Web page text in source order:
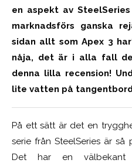
en aspekt av
marknadsförs ganska
sidan allt som Apex 3
nåja, det är i alla fall
denna lilla recension!
lite vatten på
På ett sätt är det en
serie från SteelSeries är så
Det har en